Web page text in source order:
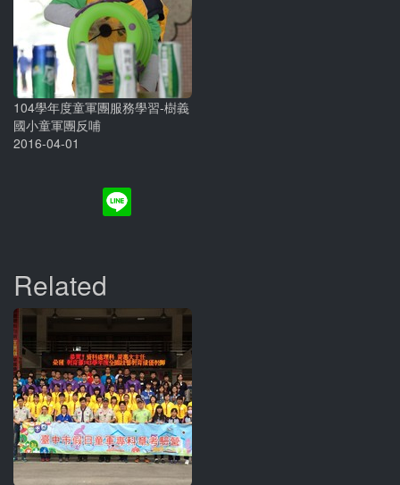
104學年度童軍團服務學習-樹義
國小童軍團反哺
2016-04-01
Related